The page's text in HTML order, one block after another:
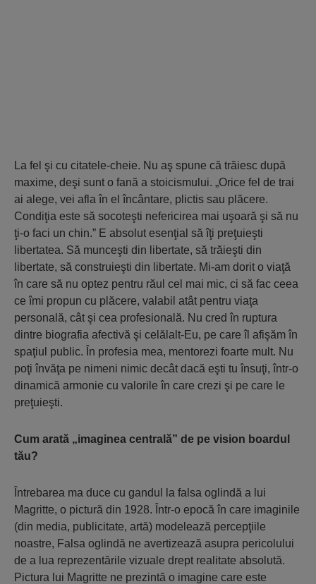
La fel şi cu citatele-cheie. Nu aş spune că trăiesc după
maxime, deşi sunt o fană a stoicismului. „Orice fel de trai
ai alege, vei afla în el încântare, plictis sau plăcere.
Condiţia este să socoteşti nefericirea mai uşoară şi să nu
ţi-o faci un chin.” E absolut esenţial să îţi preţuieşti
libertatea. Să munceşti din libertate, să trăieşti din
libertate, să construieşti din libertate. Mi-am dorit o viaţă
în care să nu optez pentru răul cel mai mic, ci să fac ceea
ce îmi propun cu plăcere, valabil atât pentru viaţa
personală, cât şi cea profesională. Nu cred în ruptura
dintre biografia afectivă şi celălalt-Eu, pe care îl afişăm în
spaţiul public. În profesia mea, mentorezi foarte mult. Nu
poţi învăţa pe nimeni nimic decât dacă eşti tu însuţi, într-o
dinamică armonie cu valorile în care crezi şi pe care le
preţuieşti.
Cum arată „imaginea centrală” de pe vision boardul
tău?
Întrebarea ma duce cu gandul la falsa oglindă a lui
Magritte, o pictură din 1928. Într-o epocă în care imaginile
(din media, publicitate, artă) modelează percepţiile
noastre, Falsa oglindă ne avertizează asupra pericolului
de a lua reprezentările vizuale drept realitate absolută.
Pictura lui Magritte ne prezintă o imagine care este